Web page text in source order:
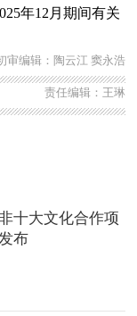
年12月期间有关
审编辑：陶云江 窦永浩
责任编辑：王琳
十大文化合作项
布